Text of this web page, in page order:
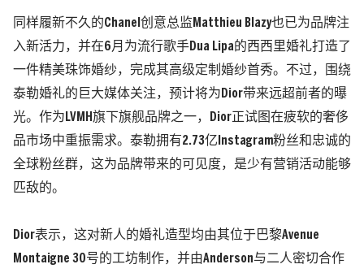
同样履新不久的Chanel创意总监Matthieu Blazy也已为品牌注
入新活力，并在6月为流行歌手Dua Lipa的西西里婚礼打造了
一件精美珠饰婚纱，完成其高级定制婚纱首秀。不过，围绕
泰勒婚礼的巨大媒体关注，预计将为Dior带来远超前者的曝
光。作为LVMH旗下旗舰品牌之一，Dior正试图在疲软的奢侈
品市场中重振需求。泰勒拥有2.73亿Instagram粉丝和忠诚的
全球粉丝群，这为品牌带来的可见度，是少有营销活动能够
匹敌的。
Dior表示，这对新人的婚礼造型均由其位于巴黎Avenue
Montaigne 30号的工坊制作，并由Anderson与二人密切合作